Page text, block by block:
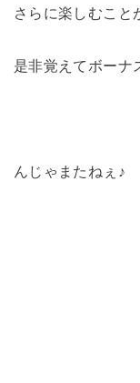
さらに楽しむこと
是非覚えてボーナ
んじゃまたねぇ♪